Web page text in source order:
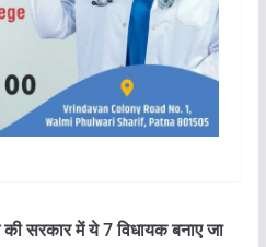
की सरकार में ये 7 विधायक बनाए जा